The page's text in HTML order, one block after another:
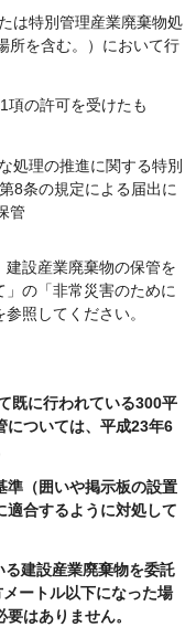
は特別管理産業廃棄物処
所を含む。）において行
項の許可を受けたも
処理の推進に関する特別
8条の規定による届出に
管
設産業廃棄物の保管を
の「非常災害のために
照してください。
既に行われている300平
については、平成23年6
準（囲いや掲示板の設置
適合するように対処して
建設産業廃棄物を委託
ートル以下になった場
はありません。